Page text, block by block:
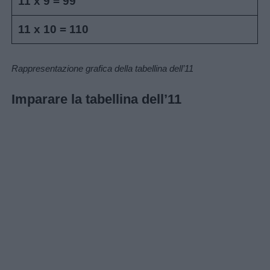
Buongiorno
11 x 10 = 110
Rappresentazione grafica della tabellina dell’11
Imparare la tabellina dell’11